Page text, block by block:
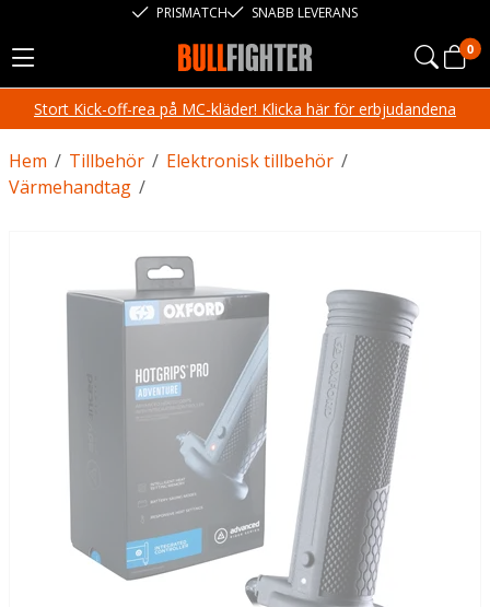
PRISMATCH SNABB LEVERANS
0
Stort Kick-off-rea på MC-kläder! Klicka här för erbjudandena
/
Hem /
Tillbehör /
Elektronisk tillbehör
/
Värmehandtag